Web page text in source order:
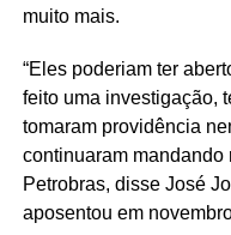
muito mais.
“Eles poderiam ter
feito uma investigação,
tomaram providência
continuaram mandando
Petrobras, disse José
aposentou em